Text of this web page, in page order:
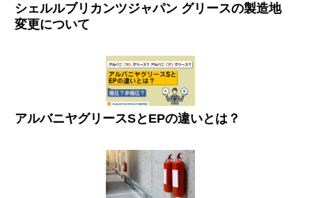
シェルルブリカンツジャパン グリースの製造地
変更について
アルバニヤグリースSとEPの違いとは？